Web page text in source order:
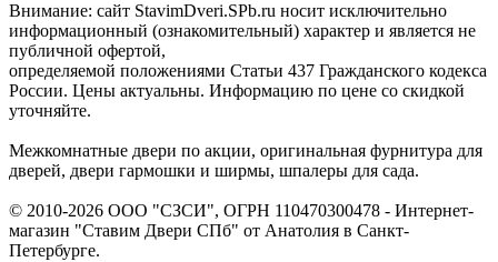
Внимание: сайт StavimDveri.SPb.ru носит исключительно
информационный (ознакомительный) характер и является не
публичной офертой,
определяемой положениями Статьи 437 Гражданского кодекса
России. Цены актуальны. Информацию по цене со скидкой
уточняйте.
Межкомнатные двери по акции, оригинальная фурнитура для
дверей, двери гармошки и ширмы, шпалеры для сада.
© 2010-2026 ООО "СЗСИ", ОГРН 110470300478 - Интернет-
магазин "Ставим Двери СПб" от Анатолия в Санкт-
Петербурге.